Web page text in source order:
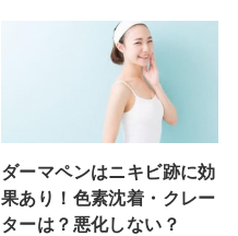
ダーマペンはニキビ跡に効
果あり！色素沈着・クレー
ターは？悪化しない？